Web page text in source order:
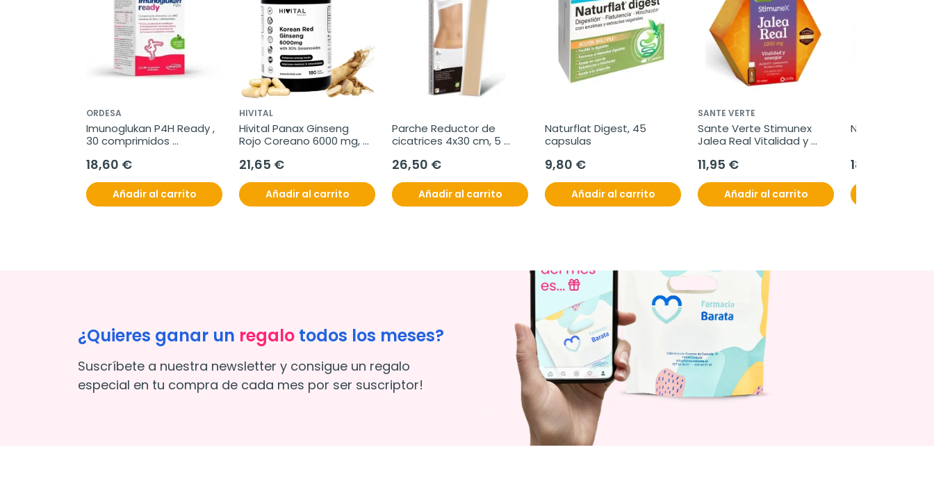
ORDESA
Imunoglukan P4H Ready ,
30 comprimidos
18,60 €
Añadir al carrito
HIVITAL
Hivital Panax Ginseng
Rojo Coreano 6000 mg,
21,65 €
Añadir al carrito
Parche Reductor de
cicatrices 4x30 cm, 5
26,50 €
Añadir al carrito
Naturflat Digest, 45
capsulas
9,80 €
Añadir al carrito
SANTE VERTE
Sante Verte Stimunex
Jalea Real Vitalidad y
11,95 €
Añadir al carrito
Nubit, 30
18,95 €
¿Quieres ganar un regalo todos los meses?
Suscríbete a nuestra newsletter y consigue un regalo
especial en tu compra de cada mes por ser suscriptor!